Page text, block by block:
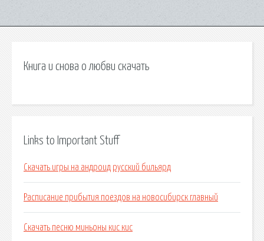
Книга и снова о любви скачать
Links to Important Stuff
Скачать игры на андроид русский бильярд
Расписание прибытия поездов на новосибирск главный
Скачать песню миньоны кис кис